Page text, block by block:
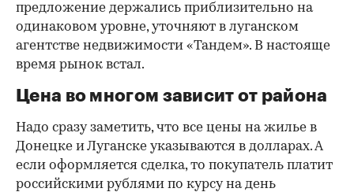
предложение держались приблизительно на
одинаковом уровне, уточняют в луганском
агентстве недвижимости «Тандем». В настояще
время рынок встал.
Цена во многом зависит от района
Надо сразу заметить, что все цены на жилье в
Донецке и Луганске указываются в долларах. А
если оформляется сделка, то покупатель платит
российскими рублями по курсу на день